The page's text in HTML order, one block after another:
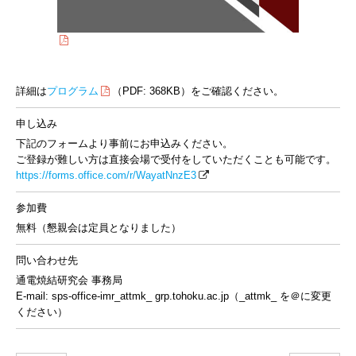
詳細はプログラム （PDF: 368KB）をご確認ください。
申し込み
下記のフォームより事前にお申込みください。
ご登録が難しい方は直接会場で受付をしていただくことも可能です。
https://forms.office.com/r/WayatNnzE3
参加費
無料（懇親会は定員となりました）
問い合わせ先
通電焼結研究会 事務局
E-mail: sps-office-imr_attmk_ grp.tohoku.ac.jp（_attmk_ を＠に変更
ください）